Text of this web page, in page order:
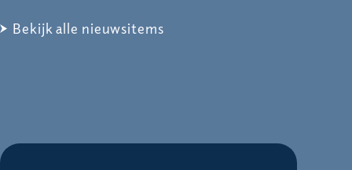
Bekijk alle nieuwsitems